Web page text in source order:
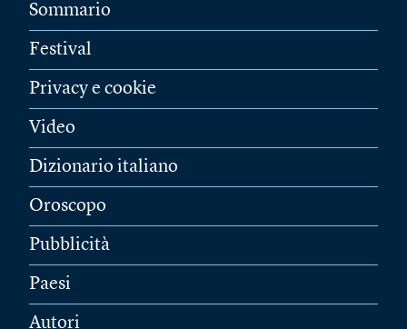
Sommario
Festival
Privacy e cookie
Video
Dizionario italiano
Oroscopo
Pubblicità
Paesi
Autori